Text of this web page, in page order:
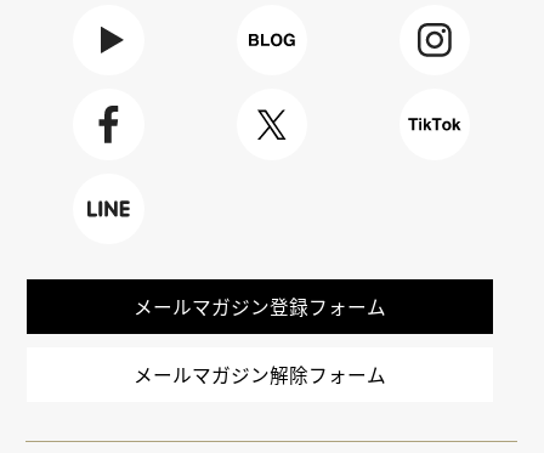
メールマガジン登録フォーム
メールマガジン解除フォーム